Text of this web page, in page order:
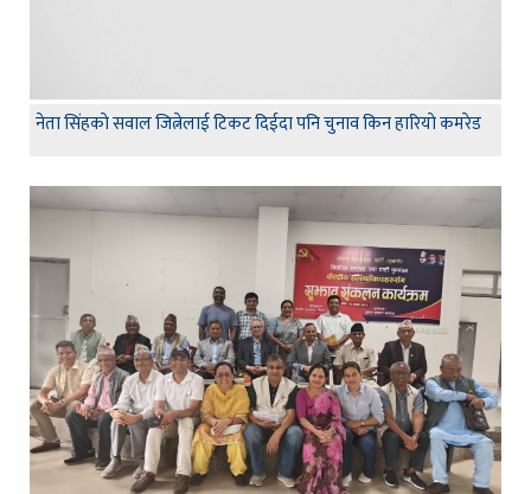
नेता सिंहकाे सवाल जित्नेलाई टिकट दिईदा पनि चुनाव किन हारियाे कमरेड